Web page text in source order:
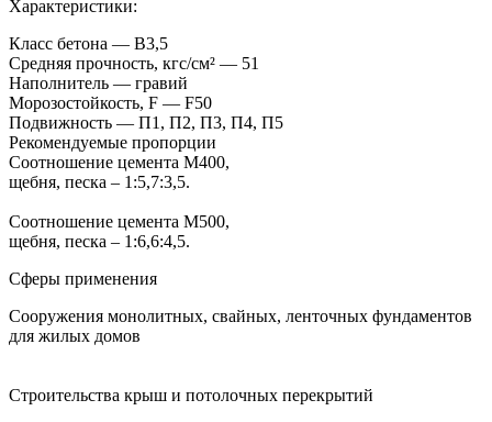
Характеристики:
Класс бетона — В3,5
Средняя прочность, кгс/см² — 51
Наполнитель — гравий
Морозостойкость, F — F50
Подвижность — П1, П2, П3, П4, П5
Рекомендуемые пропорции
Соотношение цемента М400,
щебня, песка – 1:5,7:3,5.
Соотношение цемента М500,
щебня, песка – 1:6,6:4,5.
Сферы применения
Сооружения монолитных, свайных, ленточных фундаментов
для жилых домов
Строительства крыш и потолочных перекрытий